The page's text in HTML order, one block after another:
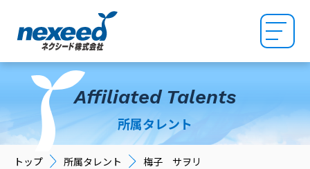
Affiliated Talents
所属タレント
トップ 所属タレント 梅子 サヲリ